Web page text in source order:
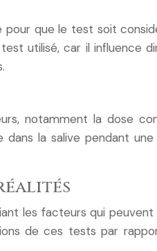
que le test soit
utilisé, car il influence
notamment la dose
la salive pendant
les facteurs qui peuvent
de ces tests par